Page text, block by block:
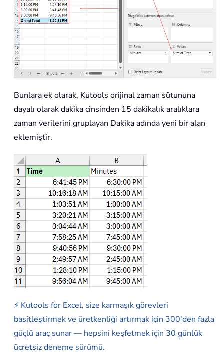
Bunlara ek olarak, Kutools orijinal zaman sütununa
dayalı olarak dakika cinsinden 15 dakikalık aralıklara
zaman verilerini gruplayan Dakika adında yeni bir alan
eklemiştir.
⚡ Kutools for Excel, size karmaşık görevleri
basitleştirmek ve üretkenliği artırmak için 300'den fazla
güçlü araç sunar — hepsini keşfetmek için 30 günlük
ücretsiz deneme sürümü.